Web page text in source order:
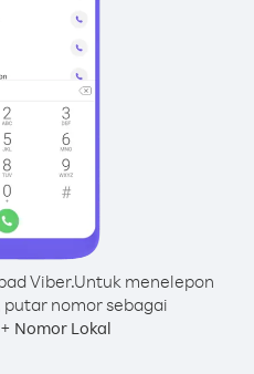
Viber.Untuk menelepon
putar nomor sebagai
+ Nomor Lokal